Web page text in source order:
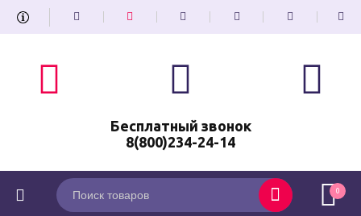
Бесплатный звонок
8(800)234-24-14
0